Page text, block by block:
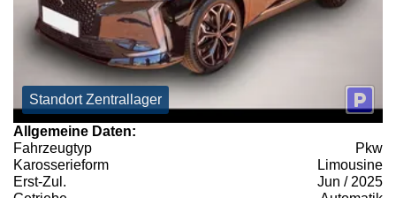
Standort Zentrallager
Allgemeine Daten:
Fahrzeugtyp
Pkw
Karosserieform
Limousine
Erst-Zul.
Jun / 2025